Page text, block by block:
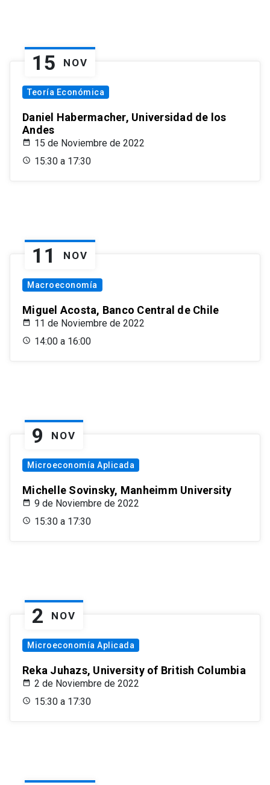
15 NOV
Teoría Económica
Daniel Habermacher, Universidad de los
Andes
15 de Noviembre de 2022
15:30 a 17:30
11 NOV
Macroeconomía
Miguel Acosta, Banco Central de Chile
11 de Noviembre de 2022
14:00 a 16:00
9 NOV
Microeconomía Aplicada
Michelle Sovinsky, Manheimm University
9 de Noviembre de 2022
15:30 a 17:30
2 NOV
Microeconomía Aplicada
Reka Juhazs, University of British Columbia
2 de Noviembre de 2022
15:30 a 17:30